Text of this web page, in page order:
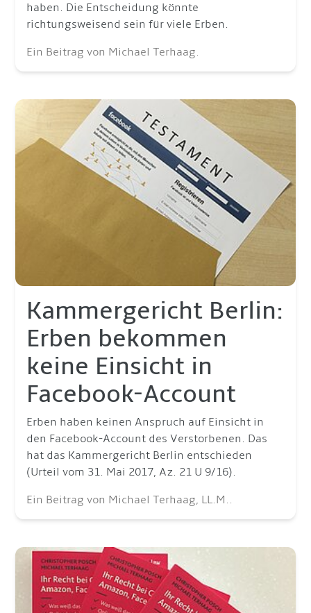
haben. Die Entscheidung könnte
richtungsweisend sein für viele Erben.
Ein Beitrag von Michael Terhaag.
Kammergericht Berlin:
Erben bekommen
keine Einsicht in
Facebook-Account
Erben haben keinen Anspruch auf Einsicht in
den Facebook-Account des Verstorbenen. Das
hat das Kammergericht Berlin entschieden
(Urteil vom 31. Mai 2017, Az. 21 U 9/16).
Ein Beitrag von Michael Terhaag, LL.M..